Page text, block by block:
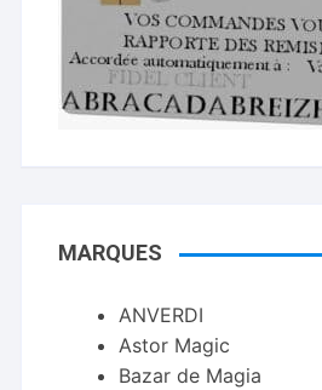
MARQUES
ANVERDI
Astor Magic
Bazar de Magia